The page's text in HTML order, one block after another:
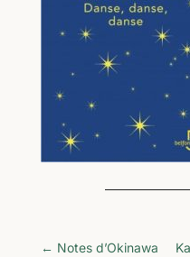
← Notes d’Okinawa